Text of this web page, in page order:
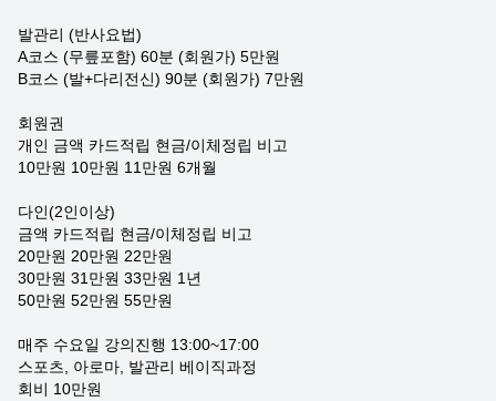
발관리 (반사요법)
A코스 (무릎포함) 60분 (회원가) 5만원
B코스 (발+다리전신) 90분 (회원가) 7만원
회원권
개인 금액 카드적립 현금/이체정립 비고
10만원 10만원 11만원 6개월
다인(2인이상)
금액 카드적립 현금/이체정립 비고
20만원 20만원 22만원
30만원 31만원 33만원 1년
50만원 52만원 55만원
매주 수요일 강의진행 13:00~17:00
스포츠, 아로마, 발관리 베이직과정
회비 10만원